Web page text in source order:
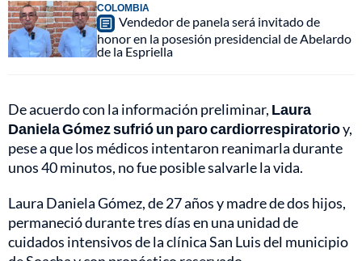
COLOMBIA
Vendedor de panela será invitado de
honor en la posesión presidencial de Abelardo
de la Espriella
De acuerdo con la información preliminar, Laura
Daniela Gómez sufrió un paro cardiorrespiratorioy,
pese a que los médicos intentaron reanimarla durante
unos 40 minutos, no fue posible salvarle la vida.
Laura Daniela Gómez, de 27 años y madre de dos hijos,
permaneció durante tres días en una unidad de
cuidados intensivos de la clínica San Luis del municipio